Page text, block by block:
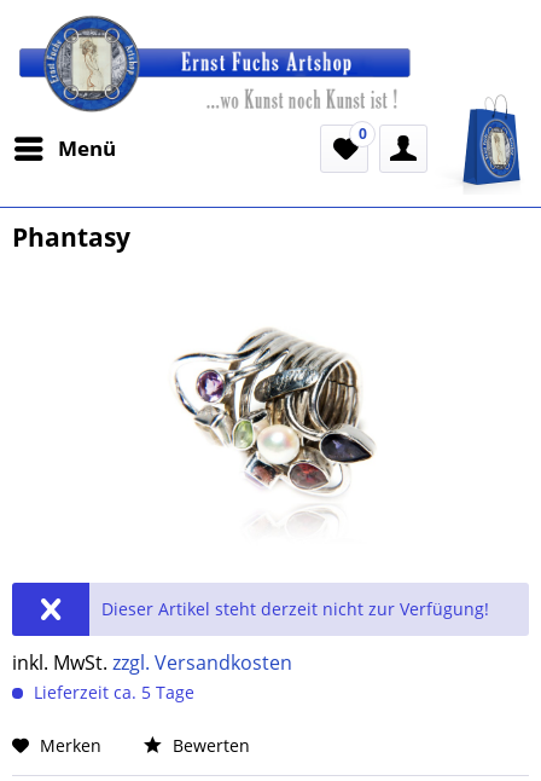
Menü
0
Phantasy
Dieser Artikel steht derzeit nicht zur Verfügung!
inkl. MwSt. zzgl. Versandkosten
Lieferzeit ca. 5 Tage
Merken Bewerten